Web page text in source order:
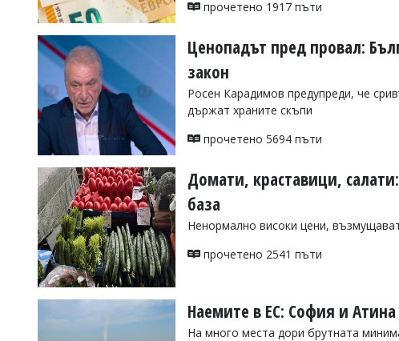
Василев,
v.vasilev@flagman.bg
k.kassabova@flagman.bg
Главен
редактор:
Колев,
office@flagman.bg
Коментарите
статиите
въвеждат
читателите
прочетено 1917 пъти
Ценопадът пред провал:
закон
Росен Карадимов предупреди, че
държат храните скъпи
прочетено 5694 пъти
Домати, краставици,
база
Ненормално високи цени,
прочетено 2541 пъти
Наемите в ЕС: София и
На много места дори брутната